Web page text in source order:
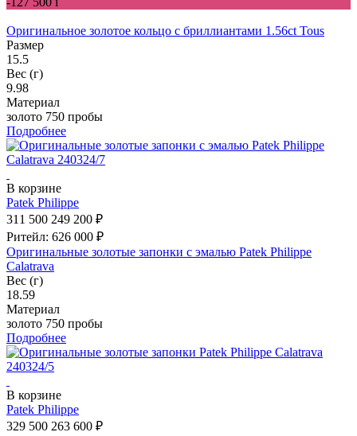
Оригинальное золотое кольцо с бриллиантами 1.56ct Tous
Размер
15.5
Вес (г)
9.98
Материал
золото 750 пробы
Подробнее
В корзине
Patek Philippe
311 500 249 200 ₽
Ритейл: 626 000 ₽
Оригинальные золотые запонки с эмалью Patek Philippe
Calatrava
Вес (г)
18.59
Материал
золото 750 пробы
Подробнее
В корзине
Patek Philippe
329 500 263 600 ₽